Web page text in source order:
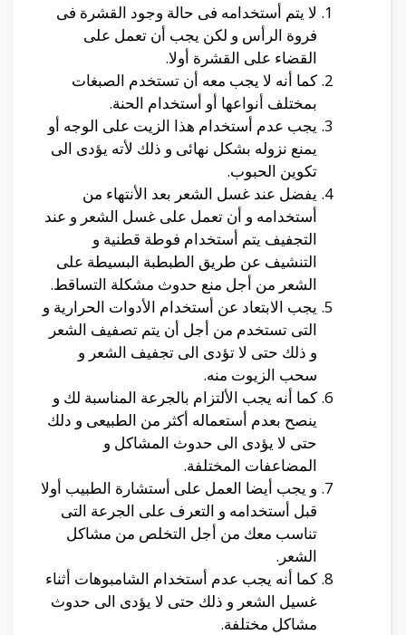
لا يتم أستخدامه فى حالة وجود القشرة فى
فروة الرأس و لكن يجب أن تعمل على
القضاء على القشرة أولا.
كما أنه لا يجب معه أن تستخدم الصبغات
بمختلف أنواعها أو أستخدام الحنة.
يجب عدم أستخدام هذا الزيت على الوجه أو
يمنع نزوله بشكل نهائى و ذلك لأته يؤدى الى
تكوين الحبوب.
يفضل عند غسل الشعر بعد الأنتهاء من
أستخدامه و أن تعمل على غسل الشعر و عند
التجفيف يتم أستخدام فوطة قطنية و
التنشيف عن طريق الطبطبة البسيطة على
الشعر من أجل منع حدوث مشكلة التساقط.
يجب الابتعاد عن أستخدام الأدوات الحرارية و
التى تستخدم من أجل أن يتم تصفيف الشعر
و ذلك حتى لا تؤدى الى تجفيف الشعر و
سحب الزيوت منه.
كما أنه يجب الألتزام بالجرعة المناسبة لك و
ينصح بعدم أستعماله أكثر من الطبيعى و دلك
حتى لا يؤدى الى حدوث المشاكل و
المضاعفات المختلفة.
و يجب أيضا العمل على أستشارة الطبيب أولا
قبل أستخدامه و التعرف على الجرعة التى
تناسب معك من أجل التخلص من مشاكل
الشعر.
كما أنه يجب عدم أستخدام الشامبوهات أثناء
غسيل الشعر و ذلك حتى لا يؤدى الى حدوث
مشاكل مختلفة.